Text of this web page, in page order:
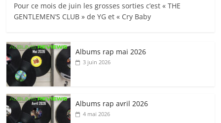
Pour ce mois de juin les grosses sorties c’est « THE
GENTLEMEN’S CLUB » de YG et « Cry Baby
Albums rap mai 2026
3 juin 2026
Albums rap avril 2026
4 mai 2026